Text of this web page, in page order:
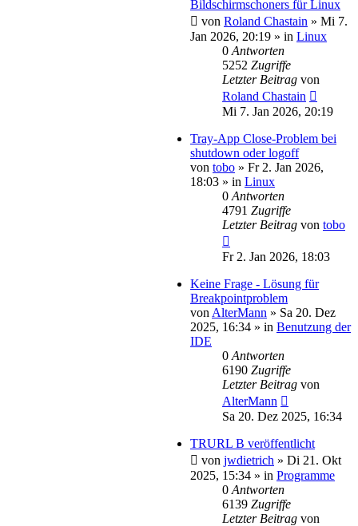
Bildschirmschoners für Linux
von Roland Chastain » Mi 7.
Jan 2026, 20:19 » in Linux
0 Antworten
5252 Zugriffe
Letzter Beitrag von
Roland Chastain
Mi 7. Jan 2026, 20:19
Tray-App Close-Problem bei
shutdown oder logoff
von tobo » Fr 2. Jan 2026,
18:03 » in Linux
0 Antworten
4791 Zugriffe
Letzter Beitrag von tobo
Fr 2. Jan 2026, 18:03
Keine Frage - Lösung für
Breakpointproblem
von AlterMann » Sa 20. Dez
2025, 16:34 » in Benutzung der
IDE
0 Antworten
6190 Zugriffe
Letzter Beitrag von
AlterMann
Sa 20. Dez 2025, 16:34
TRURL B veröffentlicht
von jwdietrich » Di 21. Okt
2025, 15:34 » in Programme
0 Antworten
6139 Zugriffe
Letzter Beitrag von